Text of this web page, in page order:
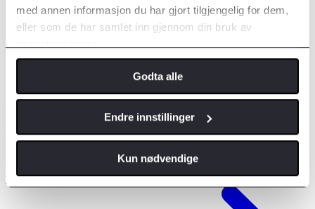
med annen informasjon du har gjort tilgjengelig for dem,
eller som de har samlet inn gjennom din bruk av
Godta alle
Endre innstillinger
Kun nødvendige
Les mer